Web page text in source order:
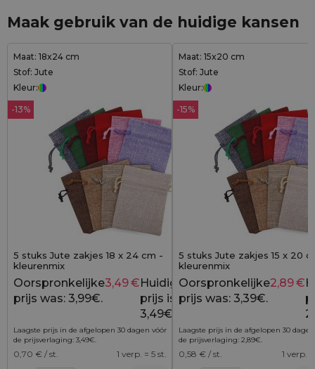
Maak gebruik van de huidige kansen
Maat: 18x24 cm
Stof: Jute
Kleur:
-13%
5 stuks Jute zakjes 18 x 24 cm -
kleurenmix
3,99 €
Oorspronkelijke
prijs was: 3,99€.
3,49€Huidige
prijs is:
3,49€.
Laagste prijs in de afgelopen 30 dagen vóór
de prijsverlaging: 3,49€.
0,70 € / st. 1 verp. = 5 st.
Maat: 15x20 cm
Stof: Jute
Kleur:
-15%
5 stuks Jute zakjes 15 x 20
kleurenmix
Oorspronkelijke
prijs was: 3,39€.
2,89€
Laagste prijs in de afgelopen 30
de prijsverlaging: 2,89€.
0,58 € / st. 1 verp.